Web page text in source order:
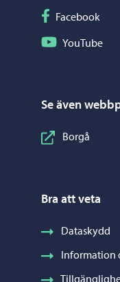
Följ på Facebook
Facebook
Följ på YouTube
YouTube
Se även
Borgå
Bra att veta
Dataskydd
Information